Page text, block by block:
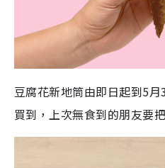
豆腐花新地筒由即日起到5
買到，上次無食到的朋友要